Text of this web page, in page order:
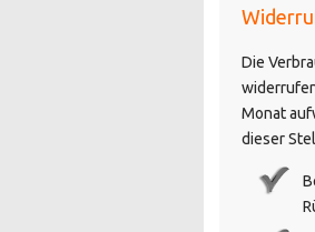
Die
Monat
dieser